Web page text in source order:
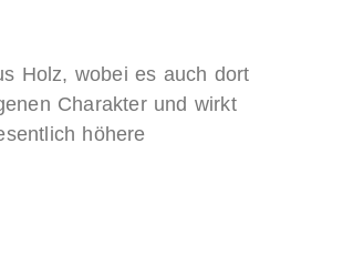
Holz, wobei es auch dort
Charakter und wirkt
höhere